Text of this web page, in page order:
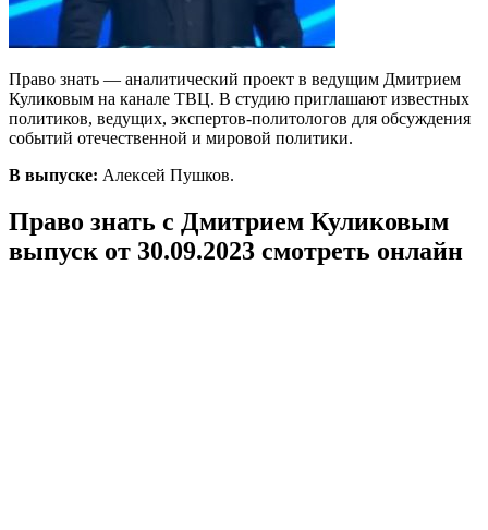
Право знать — аналитический проект в ведущим Дмитрием
Куликовым на канале ТВЦ. В студию приглашают известных
политиков, ведущих, экспертов-политологов для обсуждения
событий отечественной и мировой политики.
В выпуске: Алексей Пушков.
Право знать с Дмитрием Куликовым
выпуск от 30.09.2023 смотреть онлайн